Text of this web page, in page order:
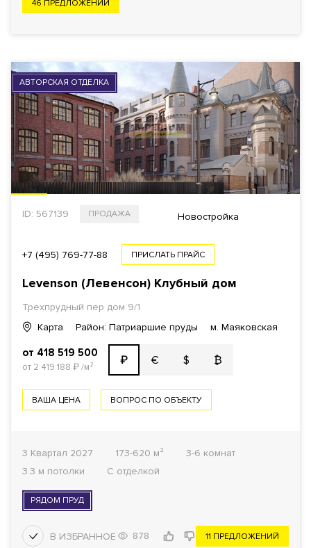
46 ПРЕДЛОЖЕНИЙ
АВТОРСКАЯ ОТДЕЛКА
ID: 567139 ПРОДАЖА Новостройка
+7 (495) 769-77-88 ПРИСЛАТЬ ПРАЙС
Levenson (Левенсон) Клубный дом
Трехпрудный пер дом 9/1
Карта
Район: Патриаршие пруды м. Маяковская
от 418 519 500
от 2 419 188 ₽/м² ₽ € $ ₿
ВАША ЦЕНА ВОПРОС ПО ОБЪЕКТУ
3 Квартал 2027 173-620 м²
3-6 комнат
3.3 м потолки
С отделкой
РЯДОМ ПРУД
878 11 ПРЕДЛОЖЕНИЙ